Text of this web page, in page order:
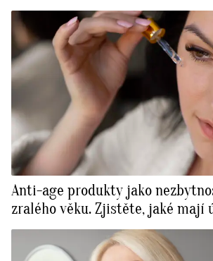
Anti-age produkty jako
zralého věku. Zjistěte, jaké mají